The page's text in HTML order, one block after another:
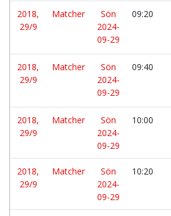
2018,
29/9
Matcher
Sön
2024-
09-29
09:20
2018,
29/9
Matcher
Sön
2024-
09-29
09:40
2018,
29/9
Matcher
Sön
2024-
09-29
10:00
2018,
29/9
Matcher
Sön
2024-
09-29
10:20